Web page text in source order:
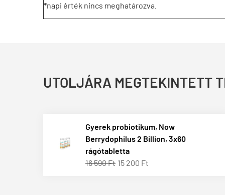
*napi érték nincs meghatározva.
UTOLJÁRA MEGTEKINTETT
Gyerek probiotikum, Now
Berrydophilus 2 Billion, 3x60
rágótabletta
16 590 Ft 15 200 Ft